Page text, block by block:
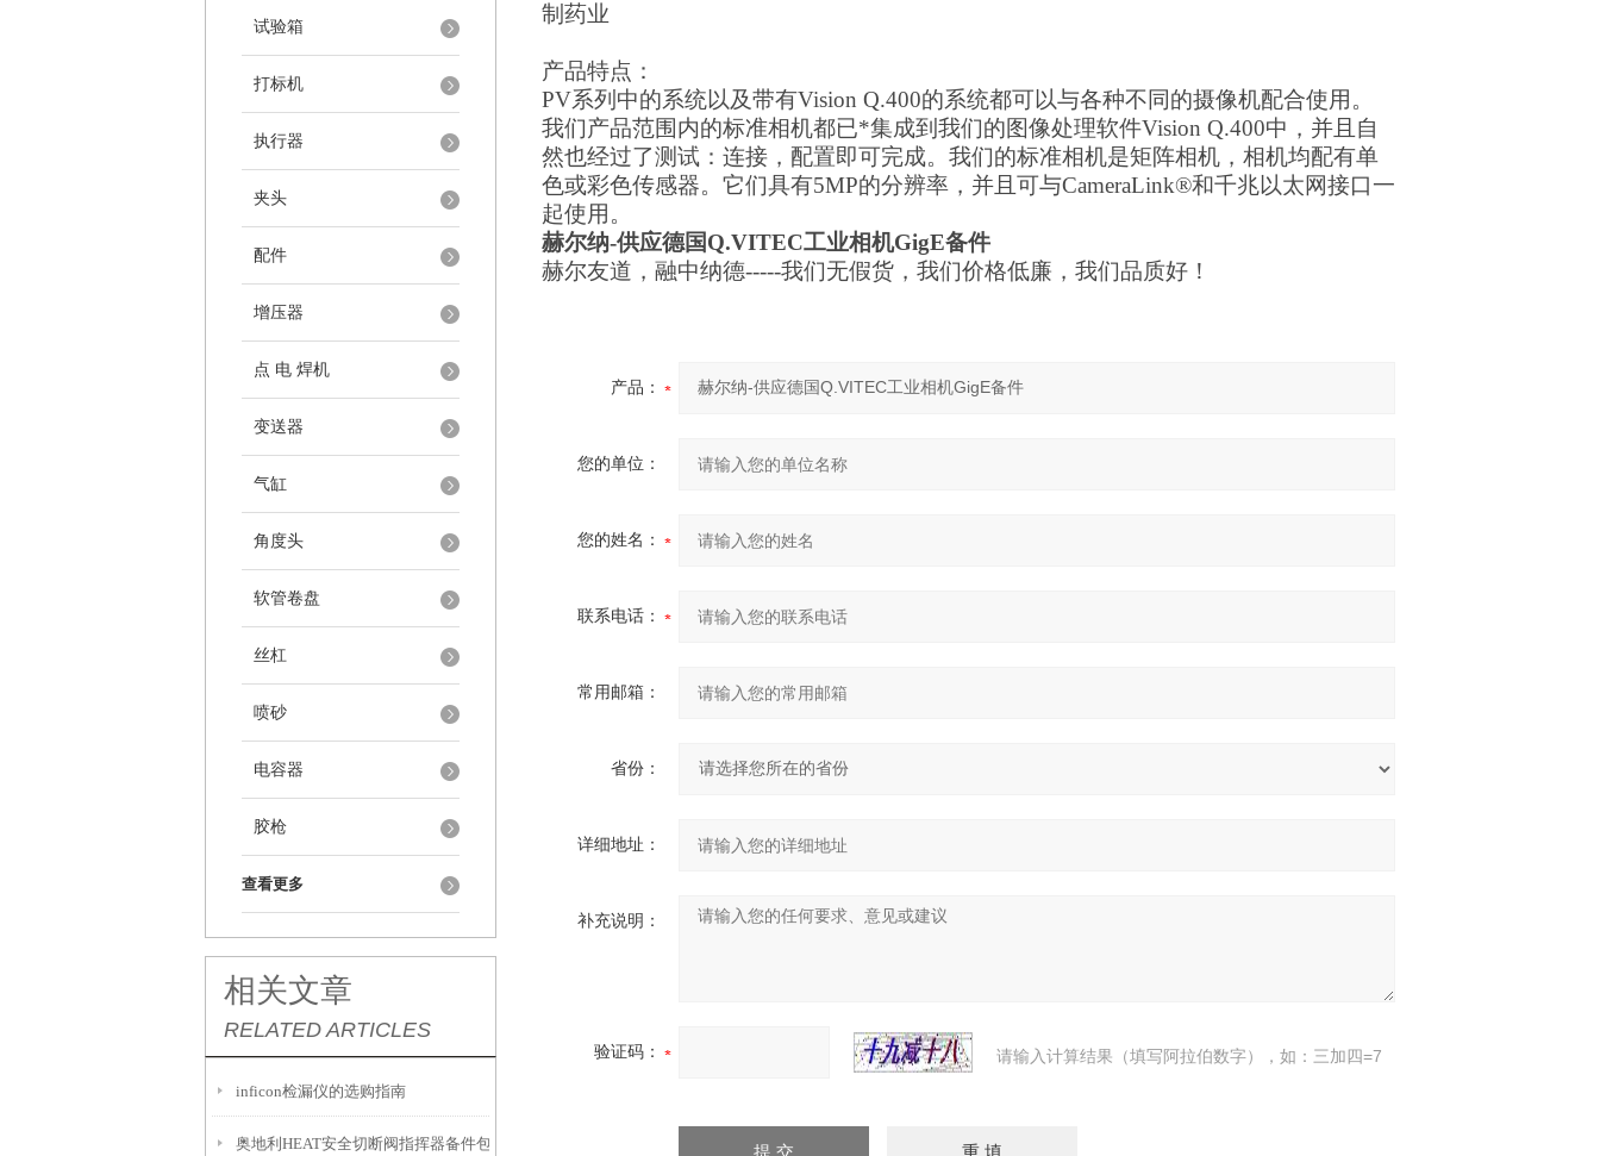
试验箱
打标机
执行器
夹头
配件
增压器
点 电 焊机
变送器
气缸
角度头
软管卷盘
丝杠
喷砂
电容器
胶枪
查看更多
相关文章
RELATED ARTICLES
inficon检漏仪的选购指南
奥地利HEAT安全切断阀指挥器备件包G612-G190144介绍
制药业
产品特点：
PV系列中的系统以及带有Vision Q.400的系统都可以与各种不同的摄像机配合使用。
我们产品范围内的标准相机都已*集成到我们的图像处理软件Vision Q.400中，并且自
然也经过了测试：连接，配置即可完成。我们的标准相机是矩阵相机，相机均配有单
色或彩色传感器。它们具有5MP的分辨率，并且可与CameraLink®和千兆以太网接口一
起使用。
赫尔纳-供应德国Q.VITEC工业相机GigE备件
赫尔友道，融中纳德-----我们无假货，我们价格低廉，我们品质好！
产品：
您的单位：
您的姓名：
联系电话：
常用邮箱：
省份：
详细地址：
补充说明：
验证码： 请输入计算结果（填写阿拉伯数字），如：三加四=7